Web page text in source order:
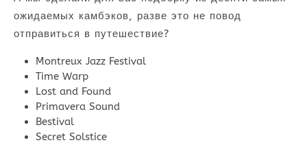
ожидаемых камбэков, разве это не повод
отправиться в путешествие?
Montreux Jazz Festival
Time Warp
Lost and Found
Primavera Sound
Bestival
Secret Solstice